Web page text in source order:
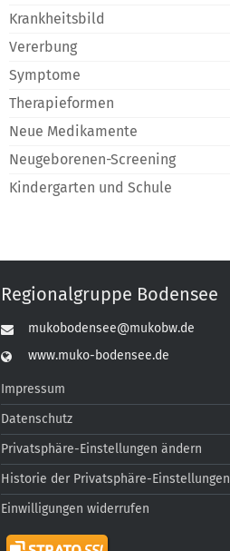
Krankheitsbild
Vererbung
Symptome
Therapieformen
Neue Medikamente
Neugeborenen-Screening
Kindergarten und Schule
Regionalgruppe Bodensee
mukobodensee@mukobw.de
www.muko-bodensee.de
Impressum
Datenschutz
Privatsphäre-Einstellungen ändern
Historie der Privatsphäre-Einstellungen
Einwilligungen widerrufen